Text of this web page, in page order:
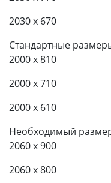
2030 x 670
Стандартные
2000 x 810
2000 x 710
2000 x 610
Необходимый
2060 x 900
2060 x 800